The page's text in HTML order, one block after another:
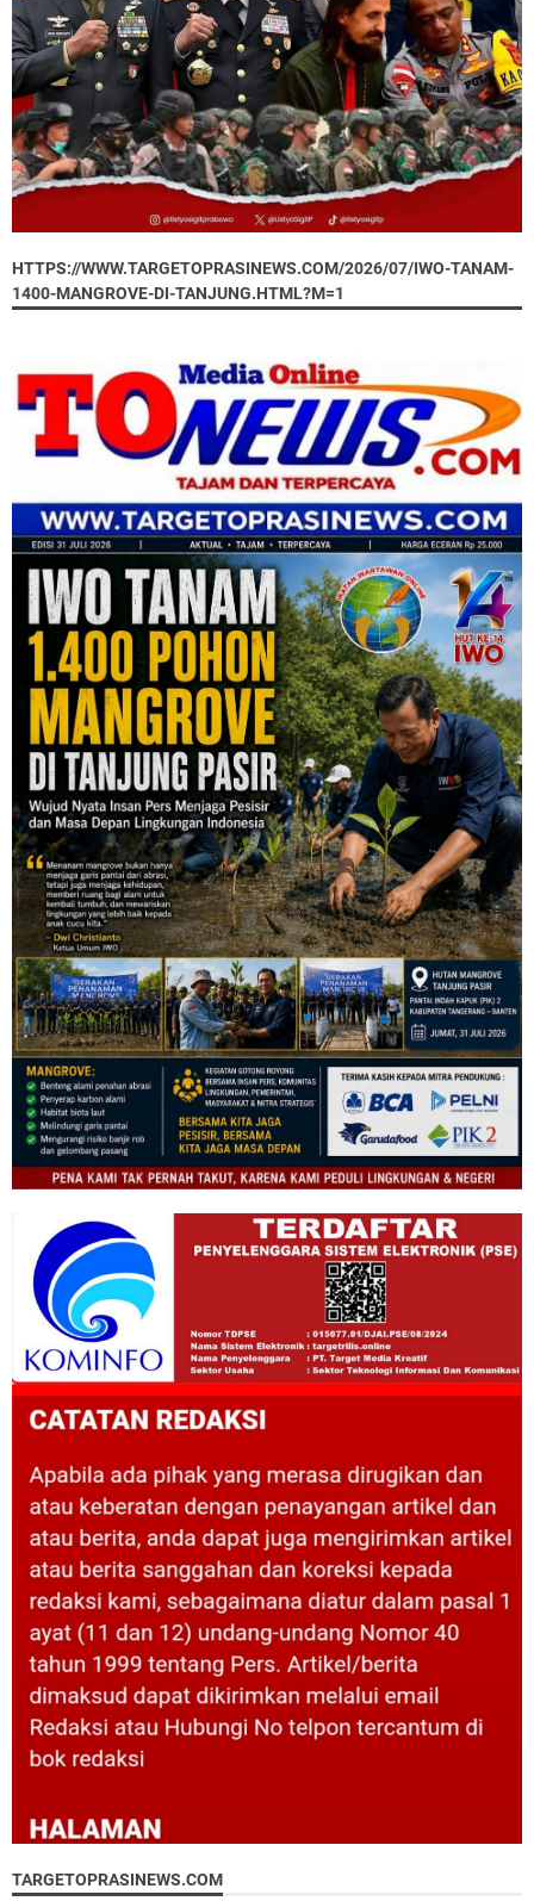
HTTPS://WWW.TARGETOPRASINEWS.COM/2026/07/IWO-TANAM-
1400-MANGROVE-DI-TANJUNG.HTML?M=1
TARGETOPRASINEWS.COM